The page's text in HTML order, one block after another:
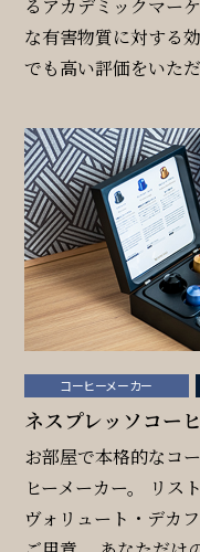
宿泊予約
レンタカー付
チェックイン日 - チ
るアカデミックマー
な有害物質に対する
でも高い評価をいた
コーヒーメーカー
ネスプレッソコー
お部屋で本格的なコ
ヒーメーカー。 リス
ヴォリュート・デカ